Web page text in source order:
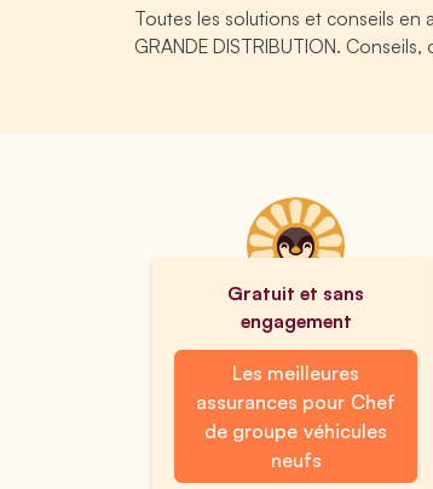
Toutes les solutions et conseils en
GRANDE DISTRIBUTION.
Gratuit et sans
engagement
Les meilleures
assurances pour Chef
de groupe véhicules
neufs